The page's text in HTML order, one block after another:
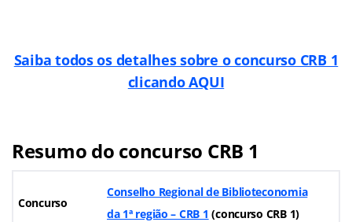
Saiba todos os detalhes sobre o concurso CRB 1
clicando AQUI
Resumo do concurso CRB 1
Concurso
Conselho Regional de Biblioteconomia
da 1ª região – CRB 1 (concurso CRB 1)